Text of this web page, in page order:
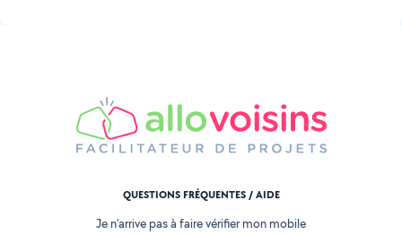
QUESTIONS FRÉQUENTES / AIDE
Je n'arrive pas à faire vérifier mon mobile